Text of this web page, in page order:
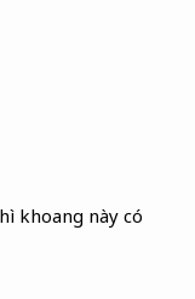
khoang này có